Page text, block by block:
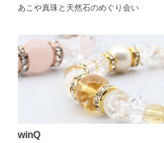
あこや真珠と天然石のめぐり会い
winQ